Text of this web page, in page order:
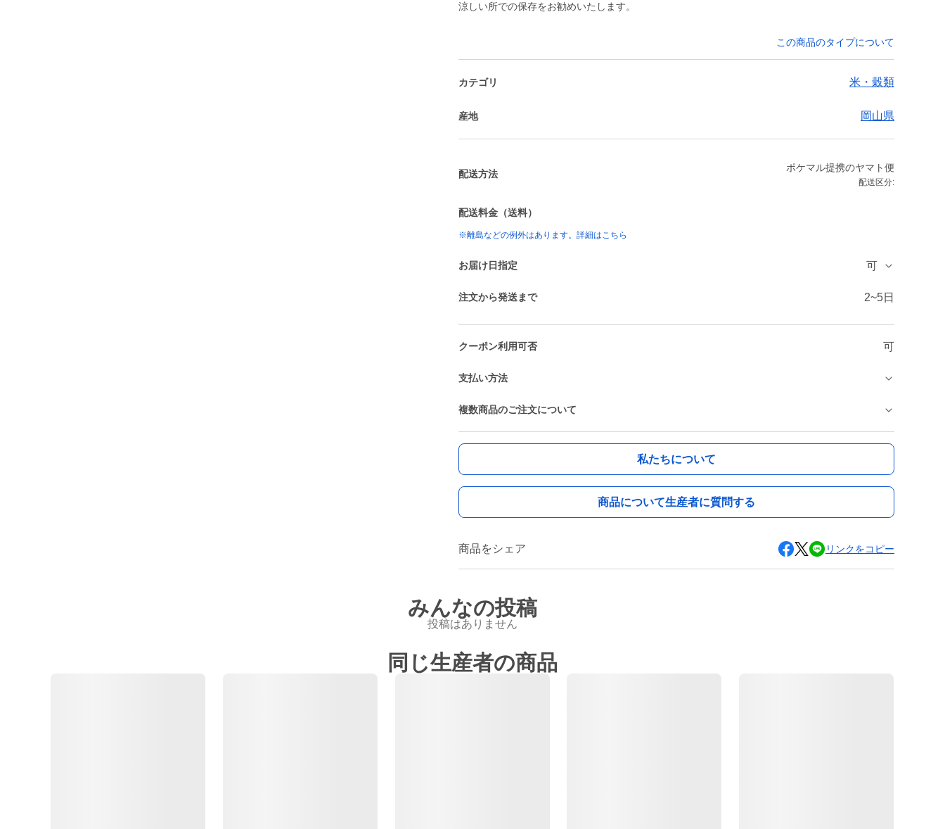
涼しい所での保存をお勧めいたします。
この商品のタイプについて
カテゴリ 米・穀類
産地 岡山県
配送方法
ポケマル提携のヤマト便
配送区分:
配送料金（送料）
※離島などの例外はあります。詳細はこちら
お届け日指定 可
注文から発送まで 2~5日
クーポン利用可否 可
支払い方法
複数商品のご注文について
私たちについて
商品について生産者に質問する
商品をシェア リンクをコピー
みんなの投稿
投稿はありません
同じ生産者の商品